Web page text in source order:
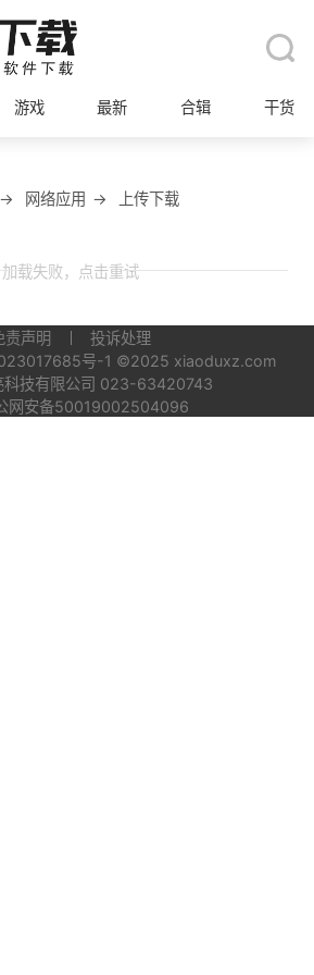
游戏 最新 合辑 干货
→ 网络应用 → 上传下载
加载失败，点击重试
责声明
投诉处理
号-1 ©2025 xiaoduxz.com
科技有限公司 023-63420743
网安备50019002504096